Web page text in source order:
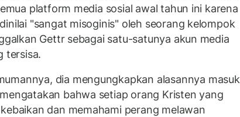
platform media sosial awal tahun ini karena
"sangat misoginis" oleh seorang kelompok
Gettr sebagai satu-satunya akun media
tersisa.
dia mengungkapkan alasannya masuk
bahwa setiap orang Kristen yang
dan memahami perang melawan